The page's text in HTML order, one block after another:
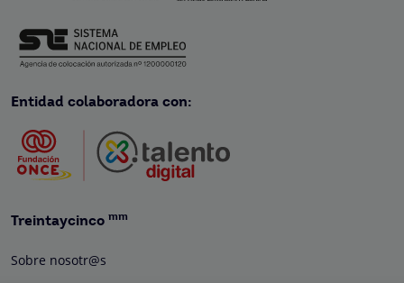
Entidad colaboradora con:
Treintaycinco mm
Sobre nosotr@s